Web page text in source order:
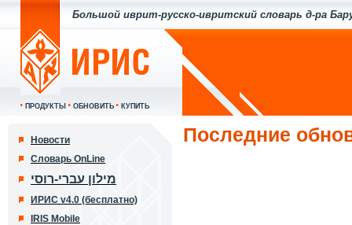
Большой иврит-русско-ивритский словарь д-ра
ПРОДУКТЫ ОБНОВИТЬ КУПИТЬ
Новости
Словарь OnLine
מילון עברי-רוסי
ИРИС v4.0 (бесплатно)
IRIS Mobile
Последние